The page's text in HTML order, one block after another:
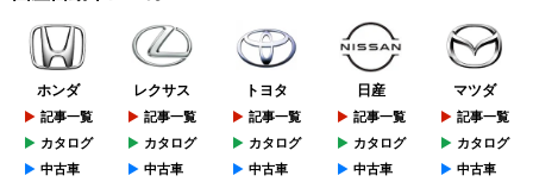
ホンダ
記事一覧
カタログ
中古車
レクサス
記事一覧
カタログ
中古車
トヨタ
記事一覧
カタログ
中古車
日産
記事一覧
カタログ
中古車
マツダ
記事一覧
カタログ
中古車